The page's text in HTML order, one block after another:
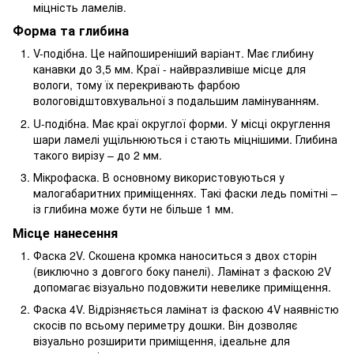
міцність ламелів.
Форма та глибина
V-подібна. Це найпоширеніший варіант. Має глибину
канавки до 3,5 мм. Краї - найвразливіше місце для
вологи, тому їх перекривають фарбою
вологовідштовхувальної з подальшим ламінуванням.
U-подібна. Має краї округлої форми. У місці округлення
шари ламелі ущільнюються і стають міцнішими. Глибина
такого вирізу – до 2 мм.
Мікрофаска. В основному використовуються у
малогабаритних приміщеннях. Такі фаски ледь помітні –
із глибина може бути не більше 1 мм.
Місце нанесення
Фаска 2V. Скошена кромка наноситься з двох сторін
(виключно з довгого боку панелі). Ламінат з фаскою 2V
допомагає візуально подовжити невелике приміщення.
Фаска 4V. Відрізняється ламінат із фаскою 4V наявністю
скосів по всьому периметру дошки. Він дозволяє
візуально розширити приміщення, ідеальне для